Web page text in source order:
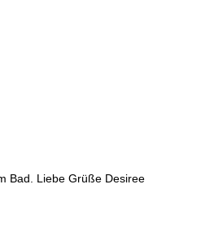
Bad. Liebe Grüße Desiree